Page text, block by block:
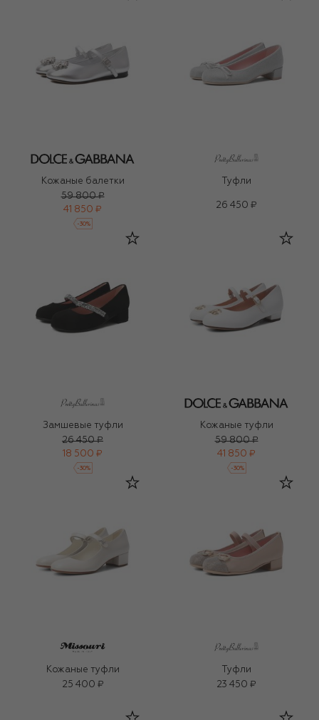
Кожаные балетки
59 800 ₽
41 850 ₽
-30%
Туфли
26 450 ₽
Замшевые туфли
26 450 ₽
18 500 ₽
-30%
Кожаные туфли
59 800 ₽
41 850 ₽
-30%
Кожаные туфли
25 400 ₽
Туфли
23 450 ₽